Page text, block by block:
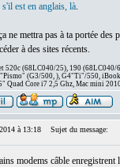
s'il est en anglais, là.
ne mettra pas à ta portée
à des sites récents.
520c (68LC040/25), 190 (68LC040/
(G3/500, ), G4"Ti"/550,
Quad Core i7 2,5 Ghz, Mac mini
à 13:18 Sujet du message:
modems câble